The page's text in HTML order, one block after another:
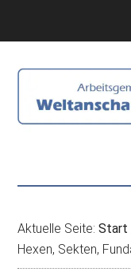
menu
Aktuelle Seite:Start
Hexen, Sekten,